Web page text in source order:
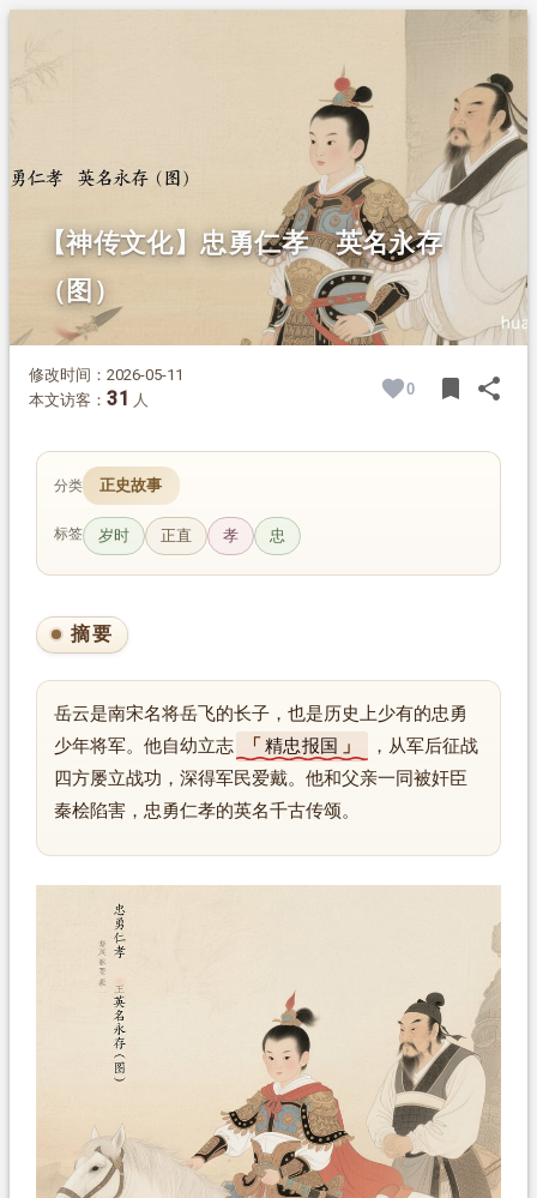
2.4. 征战四方 深得民心
2.6.
忠魂永在 英名长存
【神传文化】忠勇仁孝 英名永存
（图）
修改时间：2026-05-11
本文访客： 31 人
0 bookmark share
分类 正史故事
标签 岁时 正直 孝 忠
摘要
岳云是南宋名将岳飞的长子，也是历史上少有的忠勇
少年将军。他自幼立志
精忠报国
，从军后征战
四方屡立战功，深得军民爱戴。他和父亲一同被奸臣
秦桧陷害，忠勇仁孝的英名千古传颂。